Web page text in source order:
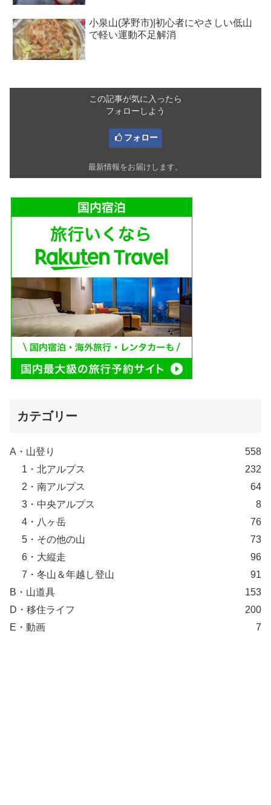
小泉山(茅野市)|初心者にやさしい低山
で軽い運動不足解消
この記事が気に入ったら
フォローしよう
フォロー
最新情報をお届けします。
カテゴリー
A・山登り
558
1・北アルプス
232
2・南アルプス
64
3・中央アルプス
8
4・八ヶ岳
76
5・その他の山
73
6・大縦走
96
7・冬山＆年越し登山
91
B・山道具
153
D・移住ライフ
200
E・動画
7